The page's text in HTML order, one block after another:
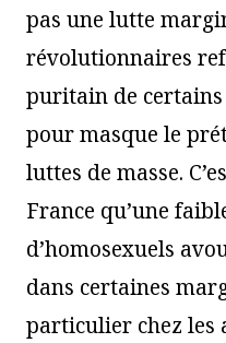
pas une lutte
révolutionnaires
puritain de
pour masque le
luttes de masse.
France qu’une
d’homosexuels
dans certaines
particulier chez les